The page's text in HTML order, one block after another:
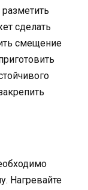
сделать
смещение
Нагревайте